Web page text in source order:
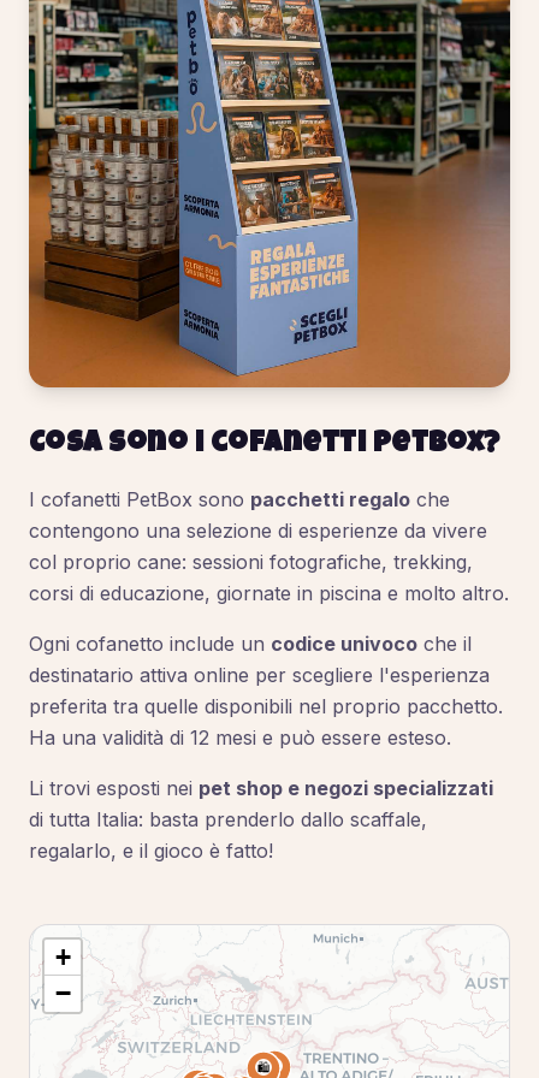
Cosa sono i cofanetti PetBox?
I cofanetti PetBox sono pacchetti regalo che
contengono una selezione di esperienze da vivere
col proprio cane: sessioni fotografiche, trekking,
corsi di educazione, giornate in piscina e molto altro.
Ogni cofanetto include un codice univoco che il
destinatario attiva online per scegliere l'esperienza
preferita tra quelle disponibili nel proprio pacchetto.
Ha una validità di 12 mesi e può essere esteso.
Li trovi esposti nei pet shop e negozi specializzati
di tutta Italia: basta prenderlo dallo scaffale,
regalarlo, e il gioco è fatto!
🛍️🛍️
+
−